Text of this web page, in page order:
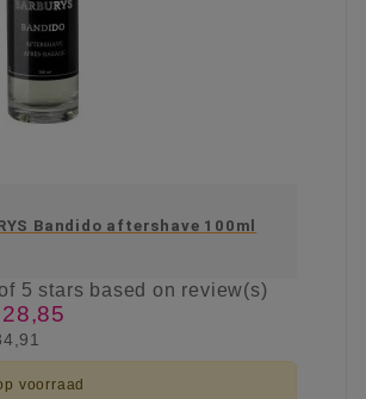
Bandido aftershave 100ml
5 stars based on review(s)
voorraad